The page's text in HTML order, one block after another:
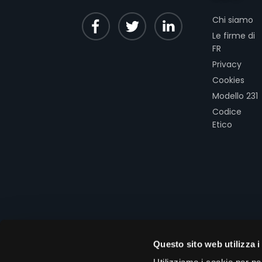
Questo sito web utilizza i
Chi siamo
Le firme di
FR
Privacy
Cookies
Modello 231
Codice
Etico